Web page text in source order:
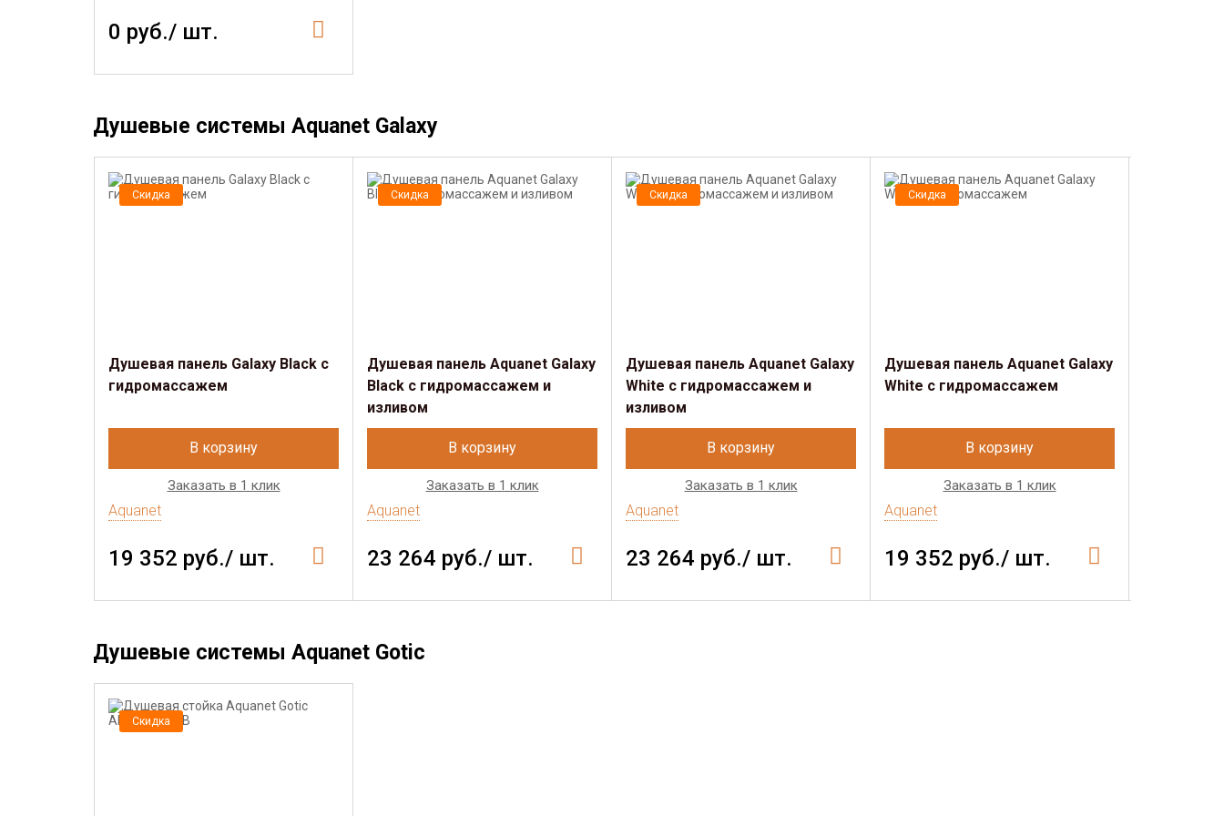
0 руб./ шт.
Душевые системы Aquanet Galaxy
Скидка
Душевая панель Galaxy Black с
гидромассажем
В корзину
Заказать в 1 клик
Aquanet
19 352 руб./ шт.
Скидка
Душевая панель Aquanet Galaxy
Black с гидромассажем и
изливом
В корзину
Заказать в 1 клик
Aquanet
23 264 руб./ шт.
Скидка
Душевая панель Aquanet Galaxy
White с гидромассажем и
изливом
В корзину
Заказать в 1 клик
Aquanet
23 264 руб./ шт.
Скидка
Душевая панель Aquanet Galaxy
White с гидромассажем
В корзину
Заказать в 1 клик
Aquanet
19 352 руб./ шт.
Душевые системы Aquanet Gotic
Скидка